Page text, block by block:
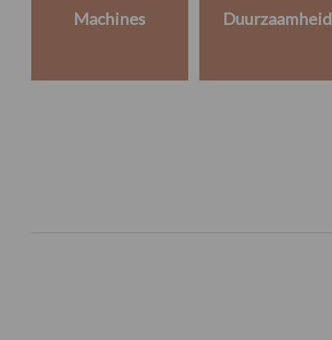
Machines Duurzaamheid